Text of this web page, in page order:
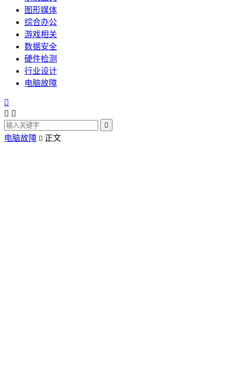
图形媒体
综合办公
游戏相关
数据安全
硬件检测
行业设计
电脑故障

 

电脑故障  正文